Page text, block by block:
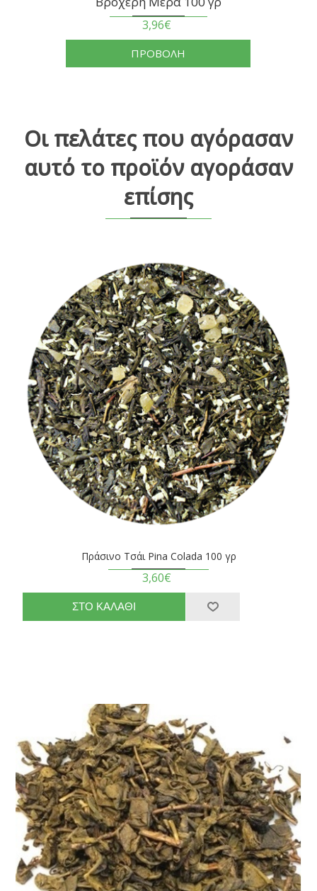
3,96€
ΠΡΟΒΟΛΗ
Οι πελάτες που αγόρασαν
αυτό το προϊόν αγοράσαν
επίσης
Πράσινο Τσάι Pina Colada 100 γρ
3,60€